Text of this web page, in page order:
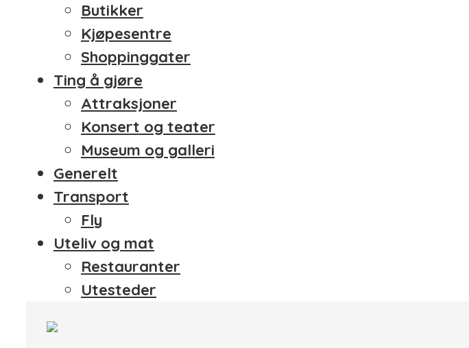
Butikker
Kjøpesentre
Shoppinggater
Ting å gjøre
Attraksjoner
Konsert og teater
Museum og galleri
Generelt
Transport
Fly
Uteliv og mat
Restauranter
Utesteder